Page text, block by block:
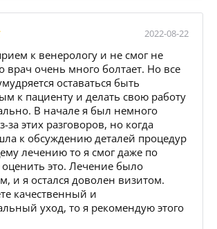
2022-08-22
к венерологу и не смог не
врач очень много болтает. Но все
оставаться быть
к пациенту и делать свою работу
В начале я был немного
за этих разговоров, но когда
к обсуждению деталей процедур
лечению то я смог даже по
оценить это. Лечение было
и я остался доволен визитом.
качественный и
уход, то я рекомендую этого